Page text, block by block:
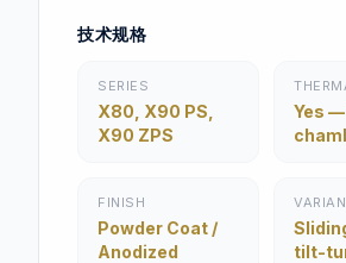
技术规格
SERIES
X80, X90 PS,
X90 ZPS
Yes
FINISH
Powder Coat /
Anodized
tilt-